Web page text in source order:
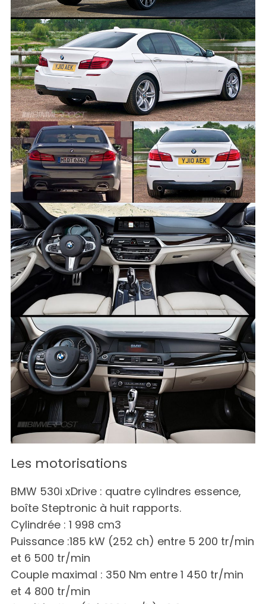
Les motorisations
BMW 530i xDrive : quatre cylindres essence,
boîte Steptronic à huit rapports.
Cylindrée : 1 998 cm3
Puissance :185 kW (252 ch) entre 5 200 tr/min
et 6 500 tr/min
Couple maximal : 350 Nm entre 1 450 tr/min
et 4 800 tr/min